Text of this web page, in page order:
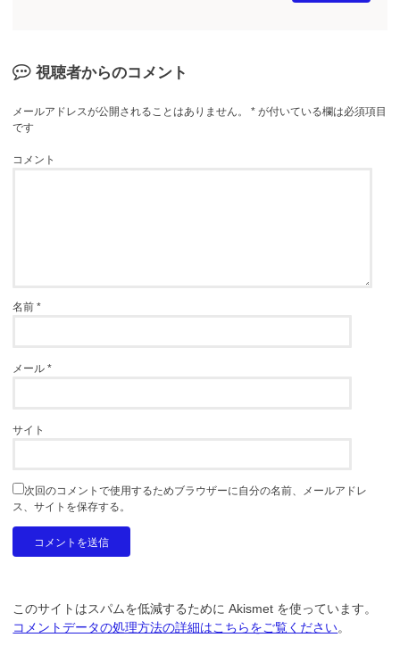
視聴者からのコメント
メールアドレスが公開されることはありません。 * が付いている欄は必須項目
です
コメント
名前*
メール*
サイト
次回のコメントで使用するためブラウザーに自分の名前、メールアドレ
ス、サイトを保存する。
このサイトはスパムを低減するために Akismet を使っています。
コメントデータの処理方法の詳細はこちらをご覧ください。